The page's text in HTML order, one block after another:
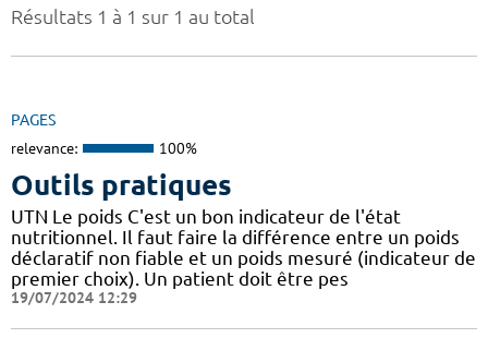
Résultats 1 à 1 sur 1 au total
PAGES
relevance: 100%
Outils pratiques
UTN Le poids C'est un bon indicateur de l'état
nutritionnel. Il faut faire la différence entre un poids
déclaratif non fiable et un poids mesuré (indicateur de
premier choix). Un patient doit être pes
19/07/2024 12:29